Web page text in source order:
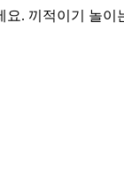
. 끼적이기 놀